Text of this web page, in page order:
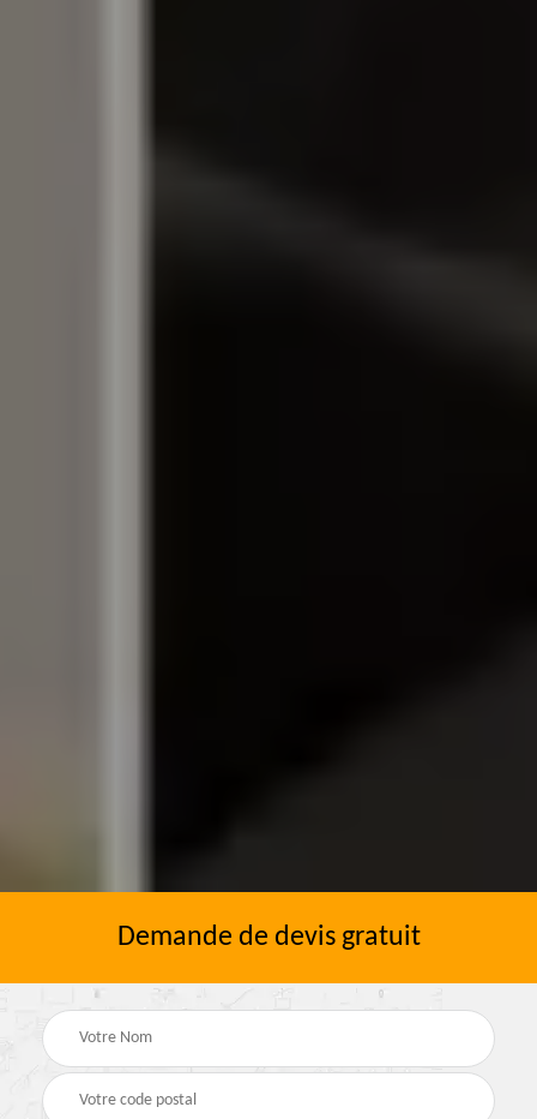
Demande de devis gratuit